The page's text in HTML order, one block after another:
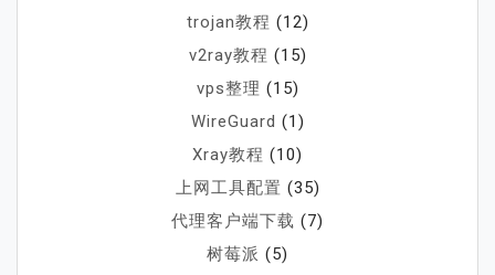
trojan教程 (12)
v2ray教程 (15)
vps整理 (15)
WireGuard (1)
Xray教程 (10)
上网工具配置 (35)
代理客户端下载 (7)
树莓派 (5)